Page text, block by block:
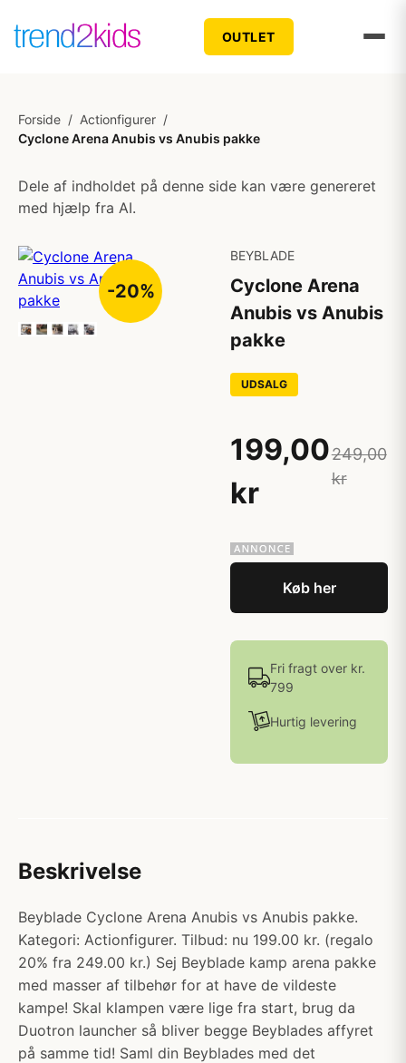
OUTLET
Forside / Actionfigurer /
Cyclone Arena Anubis vs Anubis pakke
Dele af indholdet på denne side kan være genereret
med hjælp fra AI.
-20%
BEYBLADE
Cyclone Arena
Anubis vs Anubis
pakke
UDSALG
199,00
kr
249,00
kr
Køb her
Fri fragt over kr.
799
Hurtig levering
Beskrivelse
Beyblade Cyclone Arena Anubis vs Anubis pakke.
Kategori: Actionfigurer. Tilbud: nu 199.00 kr. (regalo
20% fra 249.00 kr.) Sej Beyblade kamp arena pakke
med masser af tilbehør for at have de vildeste
kampe! Skal klampen være lige fra start, brug da
Duotron launcher så bliver begge Beyblades affyret
på samme tid! Saml din Beyblades med det